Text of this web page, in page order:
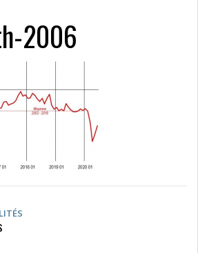
2006